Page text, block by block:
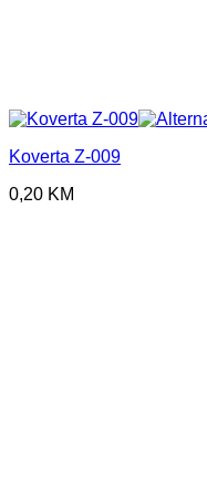
Koverta Z-009
0,20 KM